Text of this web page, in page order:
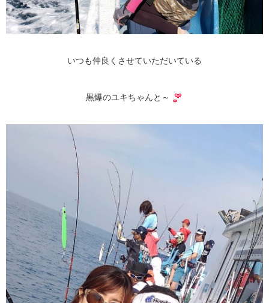
いつも仲良くさせていただいている
黒爆のユキちゃんと～